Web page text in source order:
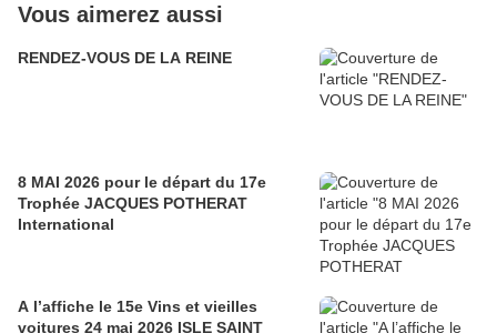
Vous aimerez aussi
RENDEZ-VOUS DE LA REINE
8 MAI 2026 pour le départ du 17e
Trophée JACQUES POTHERAT
International
A l’affiche le 15e Vins et vieilles
voitures 24 mai 2026 ISLE SAINT